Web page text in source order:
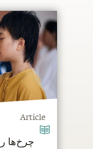
Article
چرخ‌ها